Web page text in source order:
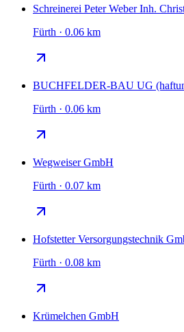
Schreinerei Peter Weber Inh.
Fürth · 0.06 km
BUCHFELDER-BAU UG
Fürth · 0.06 km
Wegweiser GmbH
Fürth · 0.07 km
Hofstetter Versorgungstechnik
Fürth · 0.08 km
Krümelchen GmbH